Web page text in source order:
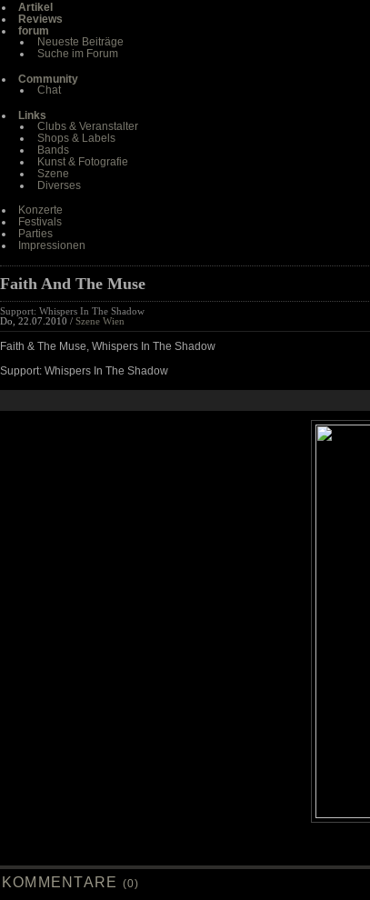
Artikel
Reviews
forum
Neueste Beiträge
Suche im Forum
Community
Chat
Links
Clubs & Veranstalter
Shops & Labels
Bands
Kunst & Fotografie
Szene
Diverses
Konzerte
Festivals
Parties
Impressionen
Faith And The Muse
Support: Whispers In The Shadow
Do, 22.07.2010 / Szene Wien
Faith & The Muse, Whispers In The Shadow
Support: Whispers In The Shadow
KOMMENTARE (0)